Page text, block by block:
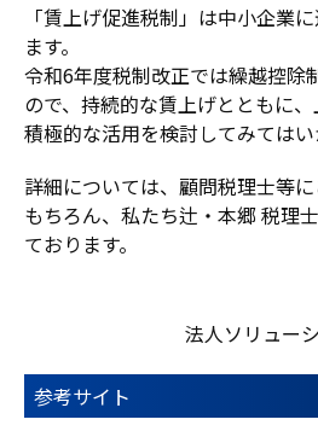
「賃上げ促進税制」は中小企業
ます。
令和6年度税制改正では繰越控除
ので、持続的な賃上げとともに
積極的な活用を検討してみてはい
詳細については、顧問税理士等に
もちろん、私たち辻・本郷 税理
ております。
法人ソリュー
参考サイト